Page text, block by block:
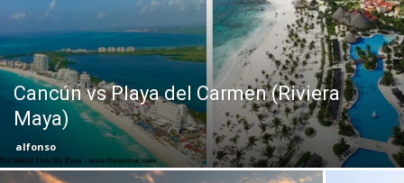
My
Eyes
Cancún vs Playa del Carmen (Riviera
Maya)
alfonso